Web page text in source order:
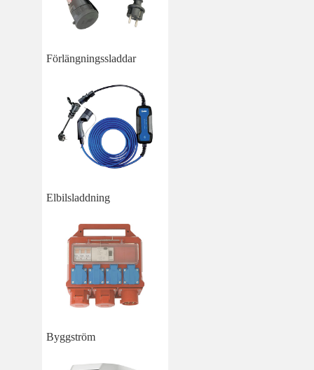
Förlängningssladdar
Elbilsladdning
Byggström